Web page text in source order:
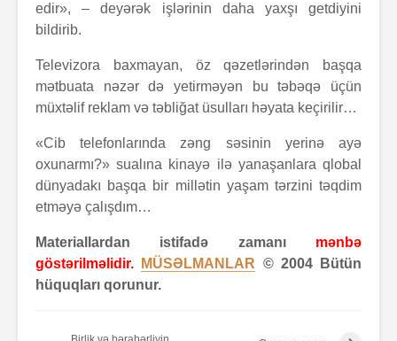
edir», – deyərək işlərinin daha yaxşı getdiyini
bildirib.
Televizora baxmayan, öz qəzetlərindən başqa
mətbuata nəzər də yetirməyən bu təbəqə üçün
müxtəlif reklam və təbliğat üsulları həyata keçirilir…
«Cib telefonlarında zəng səsinin yerinə ayə
oxunarmı?» sualına kinayə ilə yanaşanlara qlobal
dünyadakı başqa bir millətin yaşam tərzini təqdim
etməyə çalışdım…
Materiallardan istifadə zamanı mənbə
göstərilməlidir.
MÜSƏLMANLAR © 2004 Bütün
hüquqları qorunur.